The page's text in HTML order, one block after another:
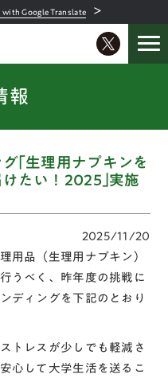
Google Translate ＞
報
｢生理用ナプキンを
たい！2025｣実施
2025/11/20
用品（生理用ナプキン）
行うべく、昨年度の挑戦に
ディングを下記のとおり
トレスが少しでも軽減さ
心して大学生活を送るこ